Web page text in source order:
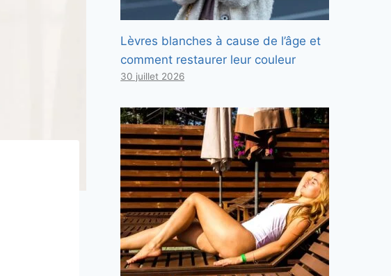
Lèvres blanches à cause de l’âge et
comment restaurer leur couleur
30 juillet 2026